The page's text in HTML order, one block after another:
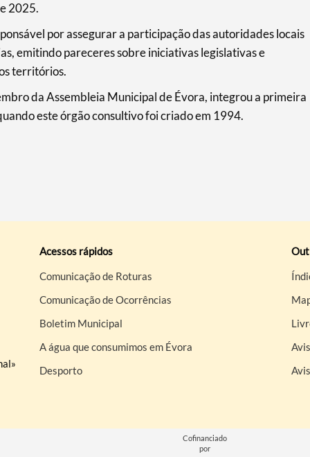
2025.
por assegurar a participação das autoridades locais
emitindo pareceres sobre iniciativas legislativas e
territórios.
da Assembleia Municipal de Évora, integrou a primeira
este órgão consultivo foi criado em 1994.
Acessos rápidos
Comunicação de Roturas
Comunicação de Ocorrências
Boletim Municipal
A água que consumimos em Évora
Desporto
Cofinanciado
por